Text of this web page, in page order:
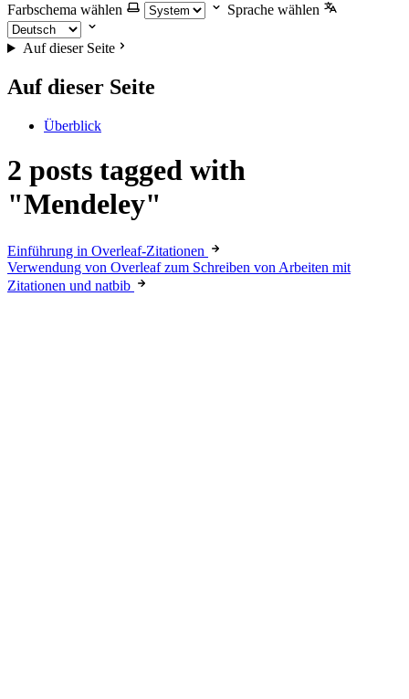
Farbschema wählen
Sprache wählen
Auf dieser Seite
Auf dieser Seite
Überblick
2 posts tagged with
"Mendeley"
Einführung in Overleaf-Zitationen
Verwendung von Overleaf zum Schreiben von Arbeiten mit
Zitationen und natbib